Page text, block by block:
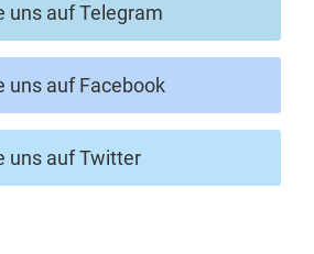
uns auf Telegram
uns auf Facebook
uns auf Twitter